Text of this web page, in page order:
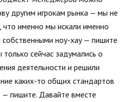
другим игрокам рынка — мы не
что именно мы искали именно
собственными ноу-хау — пишите
сейчас задумались о
деятельности и решили
каких-то общих стандартов
пишите. Давайте вместе